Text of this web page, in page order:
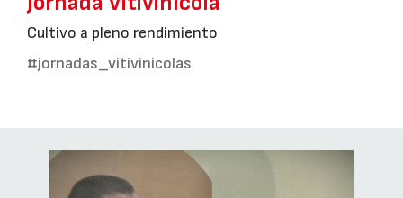
Cultivo a pleno rendimiento
#jornadas_vitivinicolas